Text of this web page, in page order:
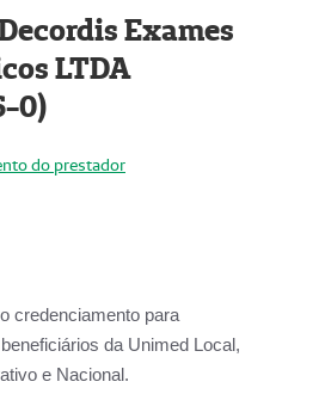
Exames
LTDA
0)
do prestador
credenciamento para
da Unimed Local,
e Nacional.